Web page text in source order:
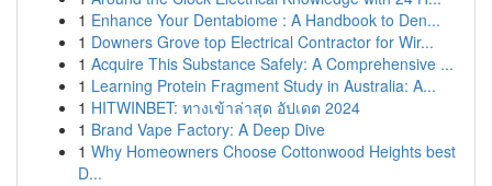
1 Enhance Your Dentabiome : A Handbook to Den...
1 Downers Grove top Electrical Contractor for Wir...
1 Acquire This Substance Safely: A Comprehensive ...
1 Learning Protein Fragment Study in Australia: A...
1 HITWINBET: ทางเข้าล่าสุด อัปเดต 2024
1 Brand Vape Factory: A Deep Dive
1 Why Homeowners Choose Cottonwood Heights best
D...